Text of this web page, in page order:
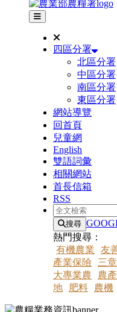
其他網站選單
四區分署
北區分署
中區分署
南區分署
東區分署
網站導覽
回首頁
兒童網
English
雙語詞彙
相關網站
首長信箱
RSS
全文檢索
搜尋
熱門搜尋：
有機農業
友
產業保險
三
大專業農
農
地
肥料 農機